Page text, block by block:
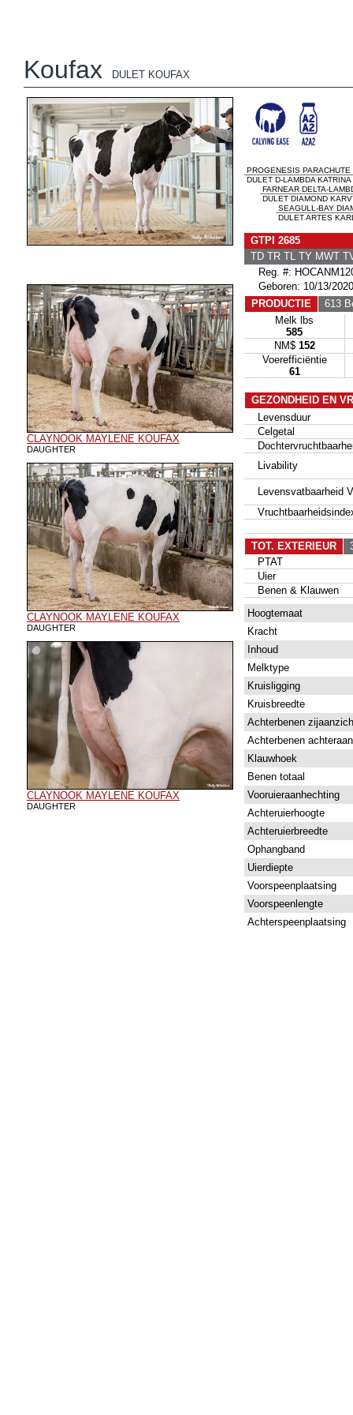
Koufax DULET KOUFAX
CLAYNOOK MAYLENE KOUFAX
DAUGHTER
CLAYNOOK MAYLENE KOUFAX
DAUGHTER
CLAYNOOK MAYLENE KOUFAX
DAUGHTER
PROGENESIS PARACHUTE
DULET D-LAMBDA
FARNEAR DELTA-
DULET DIAMOND
SEAGULL-BAY
DULET ARTES
GTPI 2685
TD TR TL TY MWT
Reg. #:
Geboren: 10/13/2020
PRODUCTIE
613
Melk lbs
585
NM$ 152
Voerefficiëntie
61
GEZONDHEID EN
Levensduur
Celgetal
Livability
Levensvatbaarheid
TOT. EXTERIEUR
PTAT
Uier
Benen & Klauwen
Hoogtemaat
Kracht
Inhoud
Melktype
Kruisligging
Kruisbreedte
Achterbenen
Achterbenen
Klauwhoek
Benen totaal
Vooruieraanhechting
Achteruierhoogte
Achteruierbreedte
Ophangband
Uierdiepte
Voorspeenplaatsing
Voorspeenlengte
Achterspeenplaatsing